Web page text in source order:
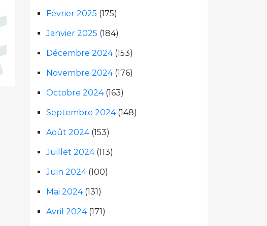
Février 2025 (175)
Janvier 2025 (184)
Décembre 2024(153)
Novembre 2024(176)
Octobre 2024(163)
Septembre 2024(148)
Août 2024(153)
Juillet 2024(113)
Juin 2024(100)
Mai 2024(131)
Avril 2024(171)